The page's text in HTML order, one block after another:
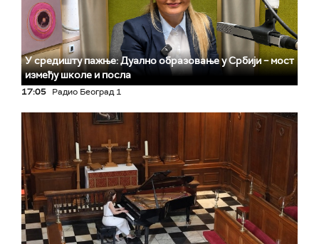
У средишту пажње: Дуално образовање у Србији – мост
између школе и посла
17:05 Радио Београд 1